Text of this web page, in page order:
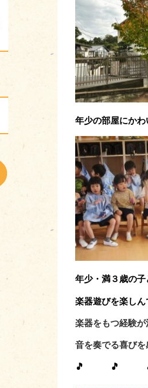
年少の部屋にか
年少・満３歳の
楽器遊びを楽し
楽器をもつ経験
音を奏でる喜び
🎵 🎵